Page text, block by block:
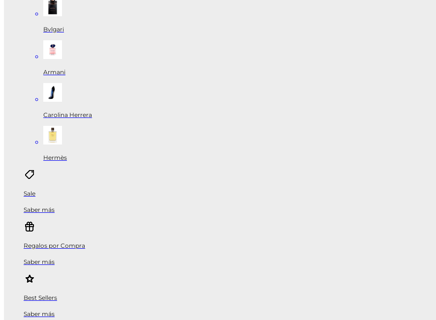
Bvlgari
Armani
Carolina Herrera
Hermès
Sale
Saber más
Regalos por Compra
Saber más
Best Sellers
Saber más